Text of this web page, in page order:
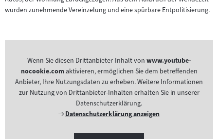
wurden zunehmende Vereinzelung und eine spürbare Entpolitisierung.
Wenn Sie diesen Drittanbieter-Inhalt von www.youtube-
nocookie.comaktivieren, ermöglichen Sie dem betreffenden
Anbieter, Ihre Nutzungsdaten zu erheben. Weitere Informationen
zur Nutzung von Drittanbieter-Inhalten erhalten Sie in unserer
Datenschutzerklärung.
Externer
Datenschutzerklärung anzeigen